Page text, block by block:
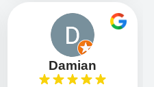
Damian